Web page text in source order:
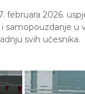
februara 2026.
samopouzdanje
svih učesnika.